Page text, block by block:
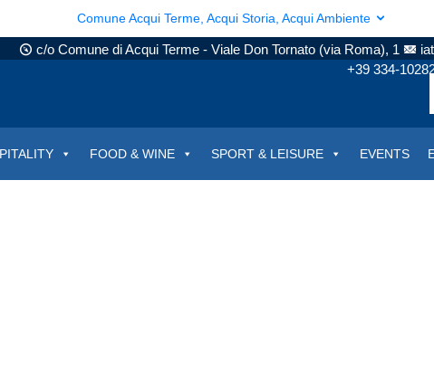
Comune Acqui Terme, Acqui Storia, Acqui Ambiente
c/o Comune di Acqui Terme - Viale Don Tornato (via Roma), 1
+39 334-
FOOD & WINE SPORT & LEISURE EVENTS